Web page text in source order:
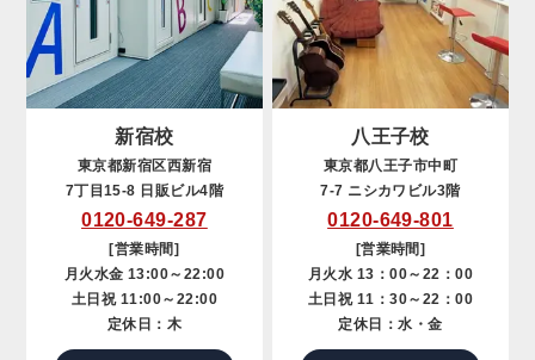
新宿校
東京都新宿区西新宿
7丁目15-8 日販ビル4階
0120-649-287
[営業時間]
月火水金 13:00～22:00
土日祝 11:00～22:00
定休日：木
八王子校
東京都八王子市中町
7-7 ニシカワビル3階
0120-649-801
[営業時間]
月火水 13：00～22：00
土日祝 11：30～22：00
定休日：水・金